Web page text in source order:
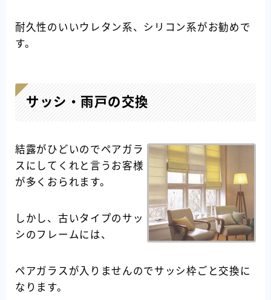
耐久性のいいウレタン系、シリコン系がお勧めで
す。
サッシ・雨戸の交換
結露がひどいのでペアガラ
スにしてくれと言うお客様
が多くおられます。
しかし、古いタイプのサッ
シのフレームには、
ペアガラスが入りませんのでサッシ枠ごと交換に
なります。